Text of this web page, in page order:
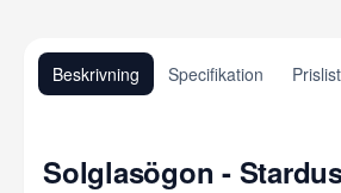
Beskrivning Specifikation
Solglasögon -